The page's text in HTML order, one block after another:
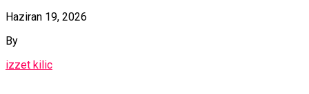
Haziran 19, 2026
By
izzet kilic